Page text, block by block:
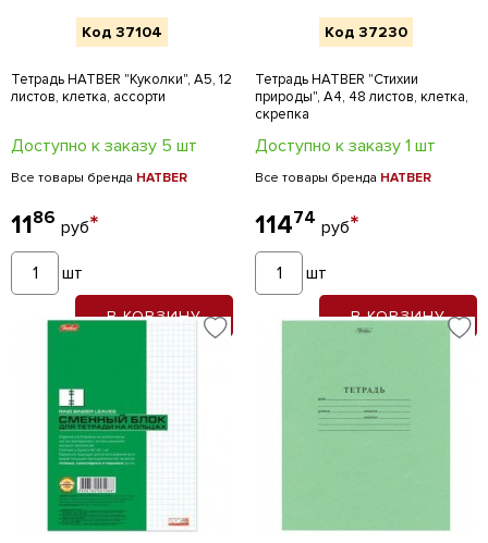
Код 37104
Тетрадь HATBER "Куколки", А5, 12
листов, клетка, ассорти
Доступно к заказу 5 шт
Все товары бренда HATBER
1186 руб*
шт
В КОРЗИНУ
Код 37230
Тетрадь HATBER "Стихии
природы", А4, 48 листов, клетка,
скрепка
Доступно к заказу 1 шт
Все товары бренда HATBER
11474 руб*
шт
В КОРЗИНУ